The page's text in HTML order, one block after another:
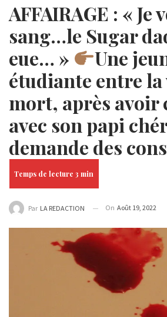
AFFAIRAGE : « Je
sang…le Sugar
eue… »
Une
étudiante entre la
mort, après avoir
avec son papi
demande des
Par LA REDACTION On Août 19, 2022